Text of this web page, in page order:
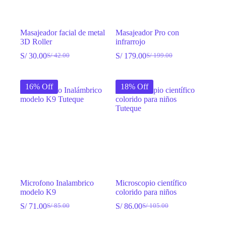
Masajeador facial de metal
3D Roller
S/42.00
El
era:
S/ 42.00.
S/30.00El
es:
S/ 30.00.
Masajeador Pro con
infrarrojo
S/199.00
El
era:
S/ 199.00.
S/179.00El
es:
S/ 179.00.
16% Off
Microfono Inalambrico
modelo K9
S/85.00
El
S/71.00El
18% Off
Microscopio científico
colorido para niños
S/105.00
El
S/86.00El